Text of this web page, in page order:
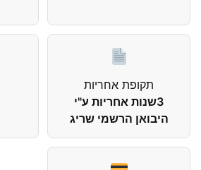
תקופת אחריות
3שנות אחריות ע"י
היבואן הרשמי שריג